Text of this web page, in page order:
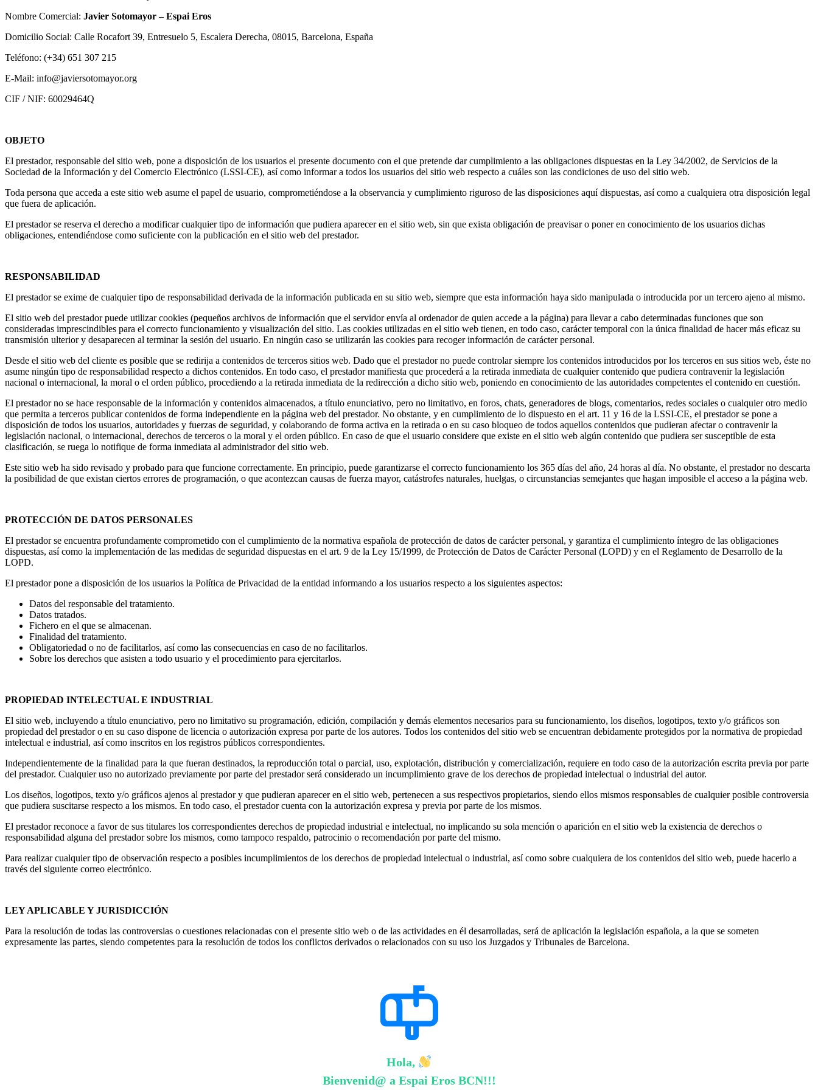
Nombre Comercial: Javier Sotomayor – Espai Eros
Domicilio Social: Calle Rocafort 39, Entresuelo 5, Escalera Derecha, 08015, Barcelona, España
Teléfono: (+34) 651 307 215
E-Mail: info@javiersotomayor.org
CIF / NIF: 60029464Q
OBJETO
El prestador, responsable del sitio web, pone a disposición de los usuarios el presente documento con el que pretende dar cumplimiento a las obligaciones dispuestas en la Ley 34/2002, de Servicios de la
Sociedad de la Información y del Comercio Electrónico (LSSI-CE), así como informar a todos los usuarios del sitio web respecto a cuáles son las condiciones de uso del sitio web.
Toda persona que acceda a este sitio web asume el papel de usuario, comprometiéndose a la observancia y cumplimiento riguroso de las disposiciones aquí dispuestas, así como a cualquiera otra disposición legal
que fuera de aplicación.
El prestador se reserva el derecho a modificar cualquier tipo de información que pudiera aparecer en el sitio web, sin que exista obligación de preavisar o poner en conocimiento de los usuarios dichas
obligaciones, entendiéndose como suficiente con la publicación en el sitio web del prestador.
RESPONSABILIDAD
El prestador se exime de cualquier tipo de responsabilidad derivada de la información publicada en su sitio web, siempre que esta información haya sido manipulada o introducida por un tercero ajeno al mismo.
El sitio web del prestador puede utilizar cookies (pequeños archivos de información que el servidor envía al ordenador de quien accede a la página) para llevar a cabo determinadas funciones que son
consideradas imprescindibles para el correcto funcionamiento y visualización del sitio. Las cookies utilizadas en el sitio web tienen, en todo caso, carácter temporal con la única finalidad de hacer más eficaz su
transmisión ulterior y desaparecen al terminar la sesión del usuario. En ningún caso se utilizarán las cookies para recoger información de carácter personal.
Desde el sitio web del cliente es posible que se redirija a contenidos de terceros sitios web. Dado que el prestador no puede controlar siempre los contenidos introducidos por los terceros en sus sitios web, éste no
asume ningún tipo de responsabilidad respecto a dichos contenidos. En todo caso, el prestador manifiesta que procederá a la retirada inmediata de cualquier contenido que pudiera contravenir la legislación
nacional o internacional, la moral o el orden público, procediendo a la retirada inmediata de la redirección a dicho sitio web, poniendo en conocimiento de las autoridades competentes el contenido en cuestión.
El prestador no se hace responsable de la información y contenidos almacenados, a título enunciativo, pero no limitativo, en foros, chats, generadores de blogs, comentarios, redes sociales o cualquier otro medio
que permita a terceros publicar contenidos de forma independiente en la página web del prestador. No obstante, y en cumplimiento de lo dispuesto en el art. 11 y 16 de la LSSI-CE, el prestador se pone a
disposición de todos los usuarios, autoridades y fuerzas de seguridad, y colaborando de forma activa en la retirada o en su caso bloqueo de todos aquellos contenidos que pudieran afectar o contravenir la
legislación nacional, o internacional, derechos de terceros o la moral y el orden público. En caso de que el usuario considere que existe en el sitio web algún contenido que pudiera ser susceptible de esta
clasificación, se ruega lo notifique de forma inmediata al administrador del sitio web.
Este sitio web ha sido revisado y probado para que funcione correctamente. En principio, puede garantizarse el correcto funcionamiento los 365 días del año, 24 horas al día. No obstante, el prestador no descarta
la posibilidad de que existan ciertos errores de programación, o que acontezcan causas de fuerza mayor, catástrofes naturales, huelgas, o circunstancias semejantes que hagan imposible el acceso a la página web.
PROTECCIÓN DE DATOS PERSONALES
El prestador se encuentra profundamente comprometido con el cumplimiento de la normativa española de protección de datos de carácter personal, y garantiza el cumplimiento íntegro de las obligaciones
dispuestas, así como la implementación de las medidas de seguridad dispuestas en el art. 9 de la Ley 15/1999, de Protección de Datos de Carácter Personal (LOPD) y en el Reglamento de Desarrollo de la
LOPD.
El prestador pone a disposición de los usuarios la Política de Privacidad de la entidad informando a los usuarios respecto a los siguientes aspectos:
Datos del responsable del tratamiento.
Datos tratados.
Fichero en el que se almacenan.
Finalidad del tratamiento.
Obligatoriedad o no de facilitarlos, así como las consecuencias en caso de no facilitarlos.
Sobre los derechos que asisten a todo usuario y el procedimiento para ejercitarlos.
PROPIEDAD INTELECTUAL E INDUSTRIAL
El sitio web, incluyendo a título enunciativo, pero no limitativo su programación, edición, compilación y demás elementos necesarios para su funcionamiento, los diseños, logotipos, texto y/o gráficos son
propiedad del prestador o en su caso dispone de licencia o autorización expresa por parte de los autores. Todos los contenidos del sitio web se encuentran debidamente protegidos por la normativa de propiedad
intelectual e industrial, así como inscritos en los registros públicos correspondientes.
Independientemente de la finalidad para la que fueran destinados, la reproducción total o parcial, uso, explotación, distribución y comercialización, requiere en todo caso de la autorización escrita previa por parte
del prestador. Cualquier uso no autorizado previamente por parte del prestador será considerado un incumplimiento grave de los derechos de propiedad intelectual o industrial del autor.
Los diseños, logotipos, texto y/o gráficos ajenos al prestador y que pudieran aparecer en el sitio web, pertenecen a sus respectivos propietarios, siendo ellos mismos responsables de cualquier posible controversia
que pudiera suscitarse respecto a los mismos. En todo caso, el prestador cuenta con la autorización expresa y previa por parte de los mismos.
El prestador reconoce a favor de sus titulares los correspondientes derechos de propiedad industrial e intelectual, no implicando su sola mención o aparición en el sitio web la existencia de derechos o
responsabilidad alguna del prestador sobre los mismos, como tampoco respaldo, patrocinio o recomendación por parte del mismo.
Para realizar cualquier tipo de observación respecto a posibles incumplimientos de los derechos de propiedad intelectual o industrial, así como sobre cualquiera de los contenidos del sitio web, puede hacerlo a
través del siguiente correo electrónico.
LEY APLICABLE Y JURISDICCIÓN
Para la resolución de todas las controversias o cuestiones relacionadas con el presente sitio web o de las actividades en él desarrolladas, será de aplicación la legislación española, a la que se someten
expresamente las partes, siendo competentes para la resolución de todos los conflictos derivados o relacionados con su uso los Juzgados y Tribunales de Barcelona.
Hola,
Bienvenid@ a Espai Eros BCN!!!